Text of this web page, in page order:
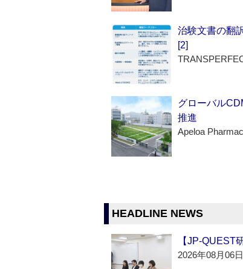
治験文書の翻
[2]
グローバル
推進
Apeloa
HEADLINE NEWS
【JP-QUEST
2026年08月06